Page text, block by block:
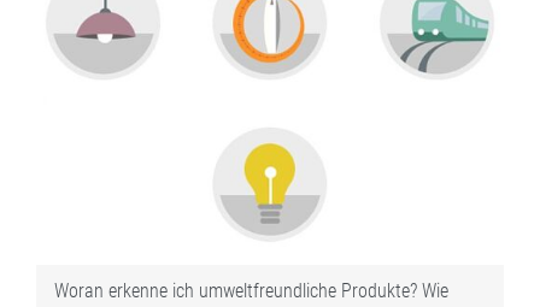
Woran erkenne ich umweltfreundliche Produkte? Wie